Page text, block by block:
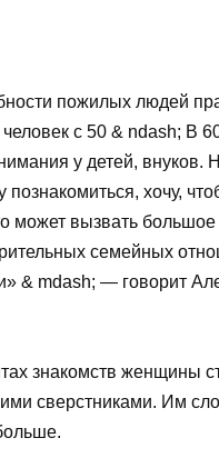
пожилых людей
с 50 & ndаsh; В
у детей, внуков.
познакомиться, хочу,
может вызвать
семейных
& mdash; — говорит
знакомств женщины
сверстниками. Им